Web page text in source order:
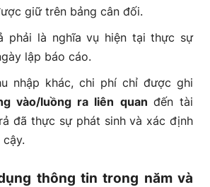
giữ trên bảng cân đối.
phải là nghĩa vụ hiện tại thực sự
lập báo cáo.
nhập khác, chi phí chỉ được ghi
vào/luồng ra liên quan đến tài
đã thực sự phát sinh và xác định
thông tin trong năm và